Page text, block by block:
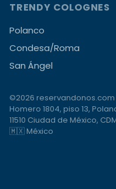
TRENDY COLOGNES
Polanco
Condesa/Roma
San Ángel
©2026 reservandonos.com
Homero 1804, piso 13,
11510 Ciudad de México,
🇲🇽 México